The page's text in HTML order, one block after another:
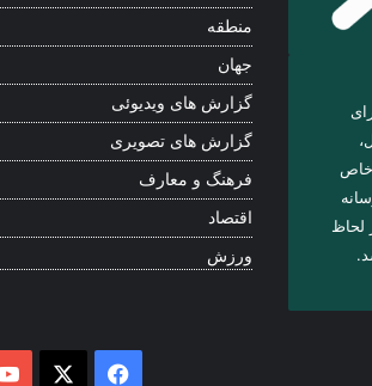
خاص
لحاظ
منطقه
جهان
گزارش های ویدیوئی
گزارش های تصویری
فرهنگ و معارف
اقتصاد
ورزش
Facebook